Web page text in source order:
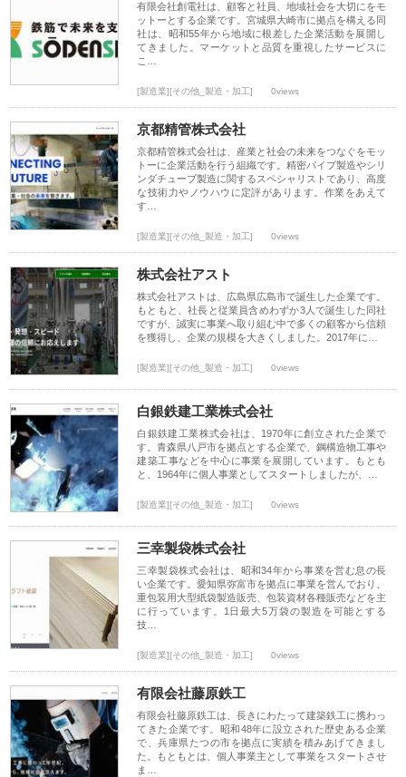
有限会社創電社は、顧客と社員、地域社会を大切にをモ
ットーとする企業です。宮城県大崎市に拠点を構える同
社は、昭和55年から地域に根差した企業活動を展開し
てきました。マーケットと品質を重視したサービスに
こ…
[製造業][その他_製造・加工] 0views
京都精管株式会社
京都精管株式会社は、産業と社会の未来をつなぐをモッ
トーに企業活動を行う組織です。精密パイプ製造やシリ
ンダチューブ製造に関するスペシャリストであり、高度
な技術力やノウハウに定評があります。作業をあえて
す…
[製造業][その他_製造・加工] 0views
株式会社アスト
株式会社アストは、広島県広島市で誕生した企業です。
もともと、社長と従業員含めわずか3人で誕生した同社
ですが、誠実に事業へ取り組む中で多くの顧客から信頼
を獲得し、企業の規模を大きくしました。2017年に…
[製造業][その他_製造・加工] 0views
白銀鉄建工業株式会社
白銀鉄建工業株式会社は、1970年に創立された企業で
す。青森県八戸市を拠点とする企業で、鋼構造物工事や
建築工事などを中心に事業を展開しています。もとも
と、1964年に個人事業としてスタートしましたが、…
[製造業][その他_製造・加工] 0views
三幸製袋株式会社
三幸製袋株式会社は、昭和34年から事業を営む息の長
い企業です。愛知県弥富市を拠点に事業を営んでおり、
重包装用大型紙袋製造販売、包装資材各種販売などを主
に行っています。1日最大5万袋の製造を可能とする
技…
[製造業][その他_製造・加工] 0views
有限会社藤原鉄工
有限会社藤原鉄工は、長きにわたって建築鉄工に携わっ
てきた企業です。昭和48年に設立された歴史ある企業
で、兵庫県たつの市を拠点に実績を積みあげてきまし
た。もともとは、個人事業主として事業をスタートさせ
ま…